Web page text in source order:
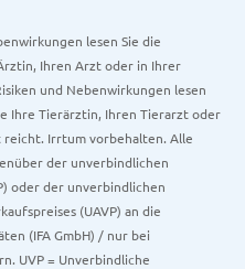
lesen Sie die
Ihren Arzt oder in Ihrer
und Nebenwirkungen lesen
Ihre Tierärztin, Ihren Tierarzt oder
reicht. Irrtum vorbehalten. Alle
der unverbindlichen
oder der unverbindlichen
(UAVP) an die
(IFA GmbH) / nur bei
UVP = Unverbindliche